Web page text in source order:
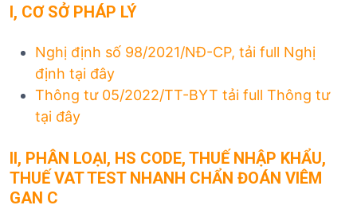
I, CƠ SỞ PHÁP LÝ
Nghị định số 98/2021/NĐ-CP, tải full Nghị
định tại đây
Thông tư 05/2022/TT-BYT tải full Thông tư
tại đây
II, PHÂN LOẠI, HS CODE, THUẾ NHẬP KHẨU,
THUẾ VAT TEST NHANH CHẨN ĐOÁN VIÊM
GAN C